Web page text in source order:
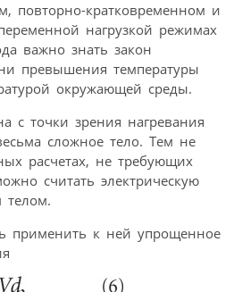
повторно-кратковременном и
нагрузкой режимах
важно знать закон
превышения температуры
окружающей среды.
с точки зрения нагревания
сложное тело. Тем не
расчетах, не требующих
считать электрическую
применить к ней упрощенное